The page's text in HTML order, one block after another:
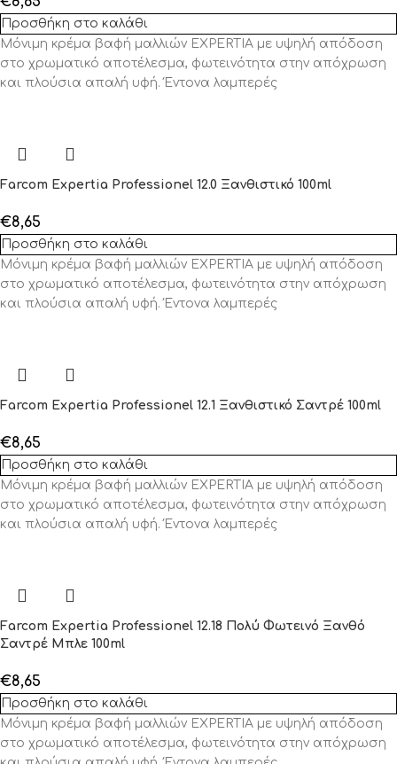
Προσθήκη στο καλάθι
Μόνιμη κρέμα βαφή μαλλιών EXPERTIA με υψηλή απόδοση
στο χρωματικό αποτέλεσμα, φωτεινότητα στην απόχρωση
και πλούσια απαλή υφή. Έντονα λαμπερές
Farcom Expertia Professionel 12.0 Ξανθιστικό 100ml
€8,65
Προσθήκη στο καλάθι
Μόνιμη κρέμα βαφή μαλλιών EXPERTIA με υψηλή απόδοση
στο χρωματικό αποτέλεσμα, φωτεινότητα στην απόχρωση
και πλούσια απαλή υφή. Έντονα λαμπερές
Farcom Expertia Professionel 12.1 Ξανθιστικό Σαντρέ 100ml
€8,65
Προσθήκη στο καλάθι
Μόνιμη κρέμα βαφή μαλλιών EXPERTIA με υψηλή απόδοση
στο χρωματικό αποτέλεσμα, φωτεινότητα στην απόχρωση
και πλούσια απαλή υφή. Έντονα λαμπερές
Farcom Expertia Professionel 12.18 Πολύ Φωτεινό Ξανθό
Σαντρέ Μπλε 100ml
€8,65
Προσθήκη στο καλάθι
Μόνιμη κρέμα βαφή μαλλιών EXPERTIA με υψηλή απόδοση
στο χρωματικό αποτέλεσμα, φωτεινότητα στην απόχρωση